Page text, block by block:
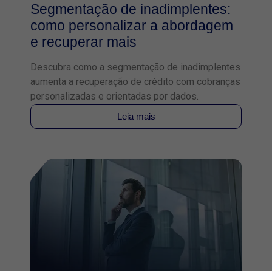
Segmentação de inadimplentes:
como personalizar a abordagem
e recuperar mais
Descubra como a segmentação de inadimplentes
aumenta a recuperação de crédito com cobranças
personalizadas e orientadas por dados.
Leia mais